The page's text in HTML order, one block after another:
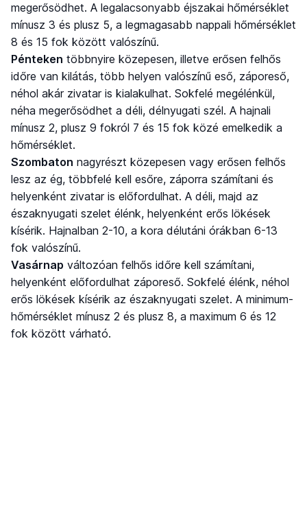
megerősödhet. A legalacsonyabb éjszakai hőmérséklet
mínusz 3 és plusz 5, a legmagasabb nappali hőmérséklet
8 és 15 fok között valószínű.
Pénteken többnyire közepesen, illetve erősen felhős
időre van kilátás, több helyen valószínű eső, záporeső,
néhol akár zivatar is kialakulhat. Sokfelé megélénkül,
néha megerősödhet a déli, délnyugati szél. A hajnali
mínusz 2, plusz 9 fokról 7 és 15 fok közé emelkedik a
hőmérséklet.
Szombaton nagyrészt közepesen vagy erősen felhős
lesz az ég, többfelé kell esőre, záporra számítani és
helyenként zivatar is előfordulhat. A déli, majd az
északnyugati szelet élénk, helyenként erős lökések
kísérik. Hajnalban 2-10, a kora délutáni órákban 6-13
fok valószínű.
Vasárnap változóan felhős időre kell számítani,
helyenként előfordulhat záporeső. Sokfelé élénk, néhol
erős lökések kísérik az északnyugati szelet. A minimum-
hőmérséklet mínusz 2 és plusz 8, a maximum 6 és 12
fok között várható.